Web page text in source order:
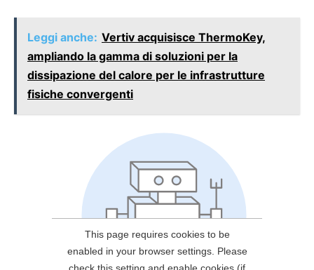
Leggi anche: Vertiv acquisisce ThermoKey,
ampliando la gamma di soluzioni per la
dissipazione del calore per le infrastrutture
fisiche convergenti